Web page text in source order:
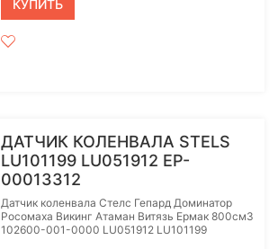
КУПИТЬ
ДАТЧИК КОЛЕНВАЛА STELS
LU101199 LU051912 EP-
00013312
Датчик коленвала Стелс Гепард Доминатор
Росомаха Викинг Атаман Витязь Ермак 800см3
102600-001-0000 LU051912 LU101199